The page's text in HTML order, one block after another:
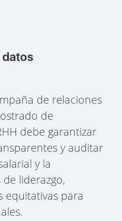
datos
de relaciones
de
debe garantizar
y auditar
y la
liderazgo,
equitativas para